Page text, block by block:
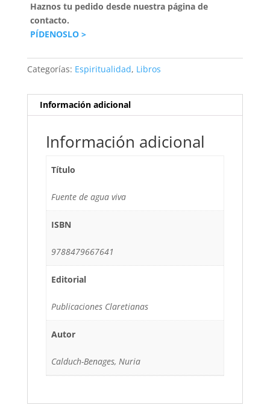
Haznos tu pedido desde nuestra página de
contacto.
PÍDENOSLO >
Categorías: Espiritualidad, Libros
Información adicional
Información adicional
Título
Fuente de agua viva
ISBN
9788479667641
Editorial
Publicaciones Claretianas
Autor
Calduch-Benages, Nuria